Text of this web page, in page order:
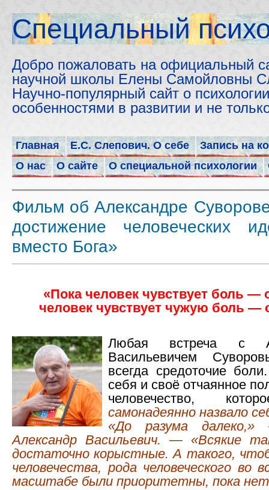
Cпециальный
Добро пожаловать на официальный
научной школы Елены Самойловны
Научно-популярный сайт о
особенностями в развитии и не
Главная Е.С. Слепович. О себе
Запись на
О нас
О сайте О специальной психологии
Фильм об Александре
достижение человеческих
вместо Бога»
«Пока человек чувствует боль —
человек чувствует чужую боль —
Любая встреча с
Васильевичем
всегда средоточие
себя и своё отчаянное
человечество,
самонадеянно назвало
«До разума
Александр Васильевич. — «Всякие
достаточно корыстные. А такого,
человечества, рода человеческого во
масштабе были приоритетны, пока